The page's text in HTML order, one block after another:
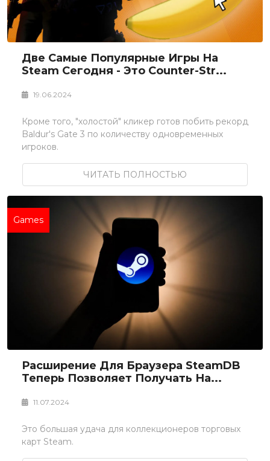
Две Самые Популярные Игры На
Steam Сегодня - Это Counter-Str...
19.06.2024
Кроме того, "холостой" кликер готов побить рекорд
Baldur's Gate 3 по количеству одновременных
игроков.
ЧИТАТЬ ПОЛНОСТЬЮ
Games
Расширение Для Браузера SteamDB
Теперь Позволяет Получать На...
11.07.2024
Это большая удача для коллекционеров торговых
карт Steam.